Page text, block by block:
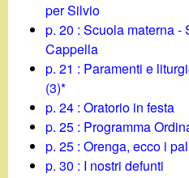
per Silvio
p. 20 : Scuola materna -
Cappella
p. 21 : Paramenti e
(3)*
p. 24 : Oratorio in festa
p. 25 : Programma
p. 25 : Orenga, ecco i
p. 30 : I nostri defunti